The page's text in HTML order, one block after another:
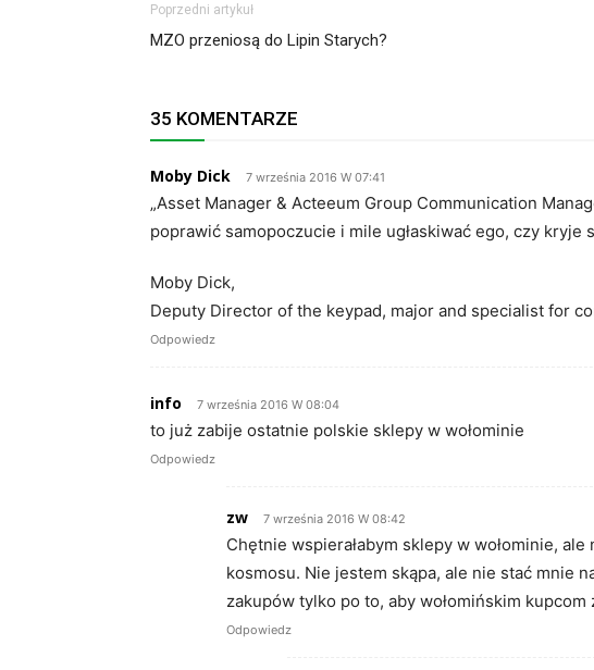
Poprzedni artykuł
MZO przeniosą do Lipin Starych?
35 KOMENTARZE
Moby Dick 7 września 2016 W 07:41
„Asset Manager & Acteeum Group Communication
poprawić samopoczucie i mile ugłaskiwać ego, czy kryje
Moby Dick,
Deputy Director of the keypad, major and specialist for
Odpowiedz
info 7 września 2016 W 08:04
to już zabije ostatnie polskie sklepy w wołominie
Odpowiedz
zw 7 września 2016 W 08:42
Chętnie wspierałabym sklepy w wołominie,
kosmosu. Nie jestem skąpa, ale nie stać mnie
zakupów tylko po to, aby wołomińskim kupcom
Odpowiedz